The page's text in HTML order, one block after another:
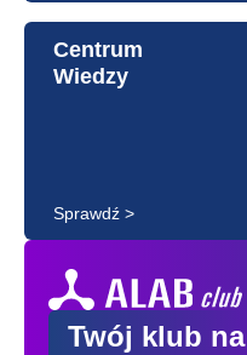
Centrum
Wiedzy
Sprawdź >
Twój klub na